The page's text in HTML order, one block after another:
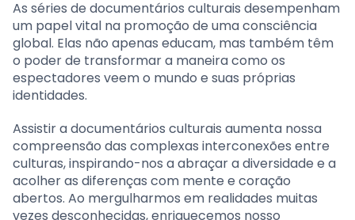
As séries de documentários culturais desempenham
um papel vital na promoção de uma consciência
global. Elas não apenas educam, mas também têm
o poder de transformar a maneira como os
espectadores veem o mundo e suas próprias
identidades.
Assistir a documentários culturais aumenta nossa
compreensão das complexas interconexões entre
culturas, inspirando-nos a abraçar a diversidade e a
acolher as diferenças com mente e coração
abertos. Ao mergulharmos em realidades muitas
vezes desconhecidas, enriquecemos nosso